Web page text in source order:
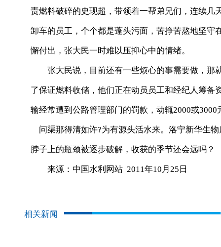
责燃料破碎的史现超，带领着一帮弟兄们，连续
卸车的员工，个个都是蓬头污面，苦挣苦熬地坚
懈付出，张大民一时难以压抑心中的情绪。
张大民说，目前还有一些烦心的事需要做，那
了保证燃料收储，他们正在动员员工和经纪人筹
输经常遭到公路管理部门的罚款，动辄2000或
问渠那得清如许?为有源头活水来。洛宁新华生
脖子上的瓶颈被逐步破解，收获的季节还会远吗？
来源：中国水利网站 2011年10月25日
相关新闻